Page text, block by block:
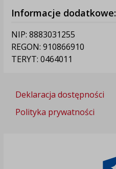
Informacje dodatkowe:
NIP: 8883031255
REGON: 910866910
TERYT: 0464011
Deklaracja dostępności
Polityka prywatności